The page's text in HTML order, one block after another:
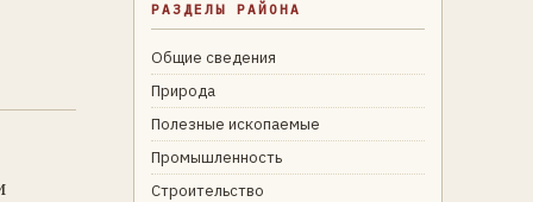
РАЗДЕЛЫ РАЙОНА
Общие сведения
Природа
Полезные ископаемые
Промышленность
Строительство